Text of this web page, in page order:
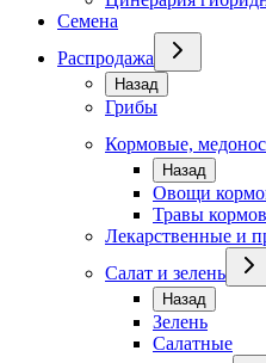
Семена
Распродажа
Назад
Грибы
Кормовые,
Назад
Овощи
Травы
Лекарственные и
Салат и зелень
Назад
Зелень
Салатные